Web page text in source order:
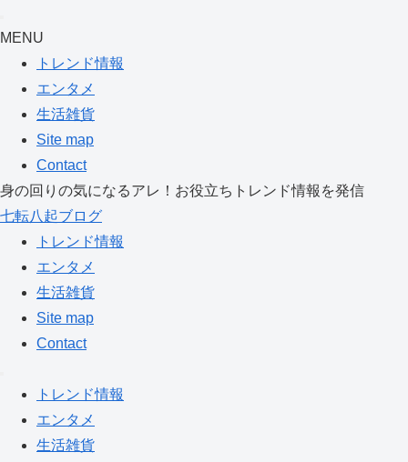
MENU
トレンド情報
エンタメ
生活雑貨
Site map
Contact
身の回りの気になるアレ！お役立ちトレンド情報を発信
七転八起ブログ
トレンド情報
エンタメ
生活雑貨
Site map
Contact
トレンド情報
エンタメ
生活雑貨